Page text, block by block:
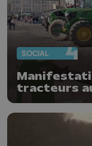
SOCIAL
tracteurs